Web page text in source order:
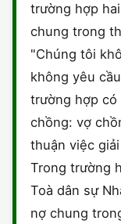
THUẾ VÀ KẾ
CÔNG BỐ SẢN
GIẤY PHÉP
CHỨNG NHẬN
trường hợp
chung trong
"Chúng tôi
không yêu
trường hợp có
chồng: vợ
thuận việc
Trong trường
Toà dân sự
nợ chung